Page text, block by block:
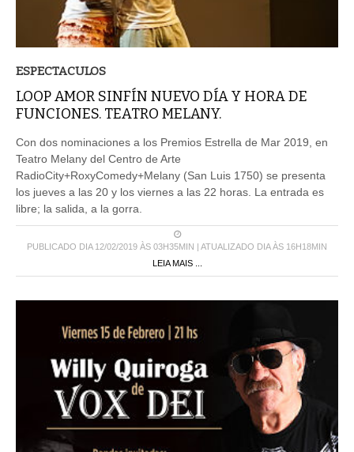
ESPECTACULOS
LOOP AMOR SINFÍN NUEVO DÍA Y HORA DE
FUNCIONES. TEATRO MELANY.
Con dos nominaciones a los Premios Estrella de Mar 2019, en
Teatro Melany del Centro de Arte
RadioCity+RoxyComedy+Melany (San Luis 1750) se presenta
los jueves a las 20 y los viernes a las 22 horas. La entrada es
libre; la salida, a la gorra.
PUBLICADO DIA 12/02/2019 ÀS 03H35MIN | ATUALIZADO DIA ÀS 16H18MIN
LEIA MAIS ...